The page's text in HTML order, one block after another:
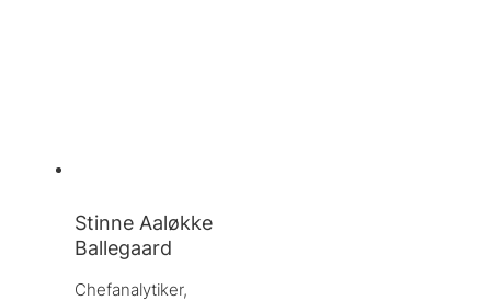
Stinne Aaløkke
Ballegaard
Chefanalytiker,